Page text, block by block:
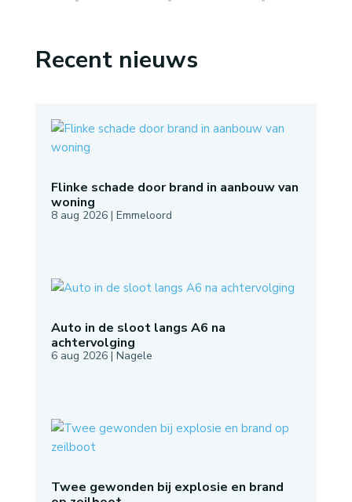
Recent nieuws
Flinke schade door brand in aanbouw van
woning
8 aug 2026| Emmeloord
Auto in de sloot langs A6 na
achtervolging
6 aug 2026| Nagele
Twee gewonden bij explosie en brand